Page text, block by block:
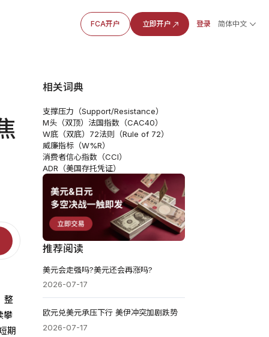
FCA开户 立即开户 登录 简体中文
整
攀
期
相关词典
支撑压力（Support/Resistance）
M头（双顶） 法国指数（CAC40）
W底（双底） 72法则（Rule of 72）
威廉指标（W%R）
消费者信心指数（CCI）
ADR（美国存托凭证）
推荐阅读
美元会走强吗?美元还会再涨吗?
2026-07-17
欧元兑美元承压下行 美伊冲突加剧跌势
2026-07-17